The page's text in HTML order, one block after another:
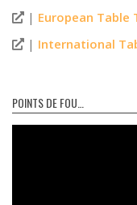
| European Table
| International
POINTS DE FOU…